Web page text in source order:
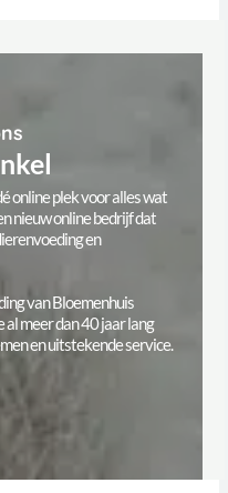
online plek voor alles wat
nieuw online bedrijf dat
en
van Bloemenhuis
meer dan 40 jaar lang
en uitstekende service.